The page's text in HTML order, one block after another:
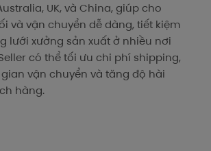
UK, và China, giúp cho
và vận chuyển dễ dàng, tiết kiệm
lưới xưởng sản xuất ở nhiều nơi
có thể tối ưu chi phí shipping,
vận chuyển và tăng độ hài
hàng.